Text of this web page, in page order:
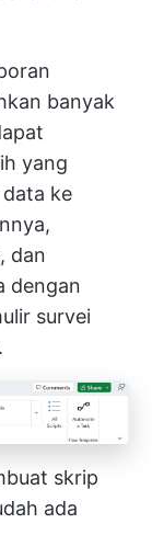
banyak
yang
ke
dan
dengan
survei
skrip
ada